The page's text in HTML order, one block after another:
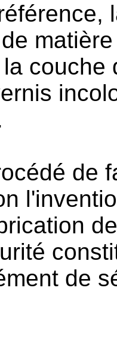
couche
de
de